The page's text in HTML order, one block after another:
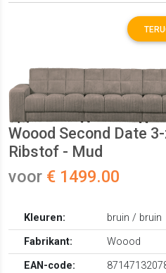
Woood Second Date
Ribstof - Mud
voor € 1499.00
Kleuren:
bruin / bruin
Fabrikant:
Woood
EAN-code: